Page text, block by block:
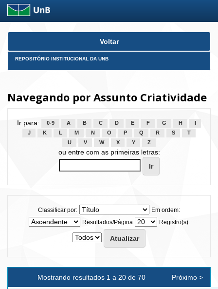
Skip
Voltar
REPOSITÓRIO INSTITUCIONAL DA UNB
Navegando por Assunto Criatividade
Ir para: 0-9 A B C D E F G H
J
K L M N O P Q R S
T
U
V W X Y Z
ou entre com as primeiras letras:
Classificar por:
Em ordem:
Resultados/Página
Registro(s):
Mostrando resultados 1 a 20 de 70 Próximo >